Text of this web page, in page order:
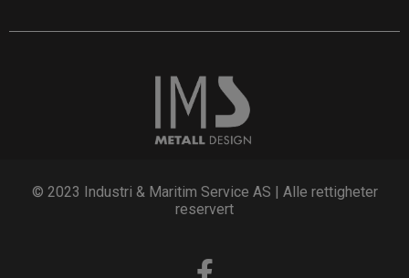
© 2023 Industri & Maritim Service AS | Alle rettigheter
reservert